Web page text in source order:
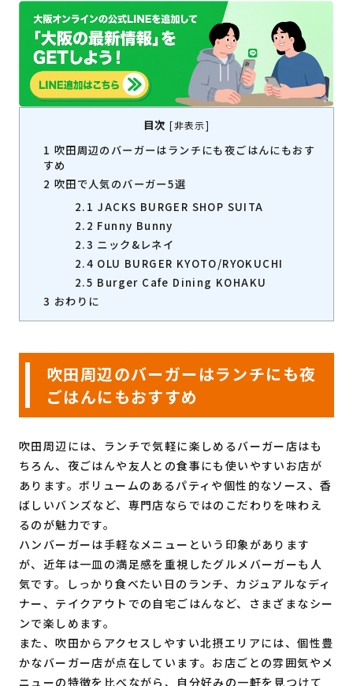
目次 [非表示]
1 吹田周辺のバーガーはランチにも夜ごはんにもおす
すめ
2 吹田で人気のバーガー5選
2.1 JACKS BURGER SHOP SUITA
2.2 Funny Bunny
2.3 ニック&レネイ
2.4 OLU BURGER KYOTO/RYOKUCHI
2.5 Burger Cafe Dining KOHAKU
3 おわりに
吹田周辺のバーガーはランチにも夜
ごはんにもおすすめ
吹田周辺には、ランチで気軽に楽しめるバーガー店はも
ちろん、夜ごはんや友人との食事にも使いやすいお店が
あります。ボリュームのあるパティや個性的なソース、香
ばしいバンズなど、専門店ならではのこだわりを味わえ
るのが魅力です。
ハンバーガーは手軽なメニューという印象があります
が、近年は一皿の満足感を重視したグルメバーガーも人
気です。しっかり食べたい日のランチ、カジュアルなディ
ナー、テイクアウトでの自宅ごはんなど、さまざまなシー
ンで楽しめます。
また、吹田からアクセスしやすい北摂エリアには、個性豊
かなバーガー店が点在しています。お店ごとの雰囲気やメ
ニューの特徴を比べながら、自分好みの一軒を見つけて